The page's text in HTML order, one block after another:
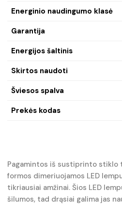
Energinio naudingumo klasė
Garantija
Energijos šaltinis
Skirtos naudoti
Šviesos spalva
Prekės kodas
Pagamintos iš sustiprinto stiklo
formos dimeriuojamos LED
tikriausiai amžinai. Šios LED
šilumos, tad drąsiai galima jas